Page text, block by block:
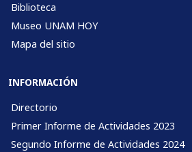
Biblioteca
Museo UNAM HOY
Mapa del sitio
INFORMACIÓN
Directorio
Primer Informe de Actividades 2023
Segundo Informe de Actividades 2024